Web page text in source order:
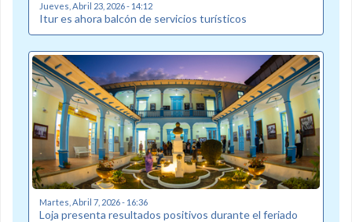
Jueves, Abril 23, 2026 - 14:12
Itur es ahora balcón de servicios turísticos
Martes, Abril 7, 2026 - 16:36
Loja presenta resultados positivos durante el feriado